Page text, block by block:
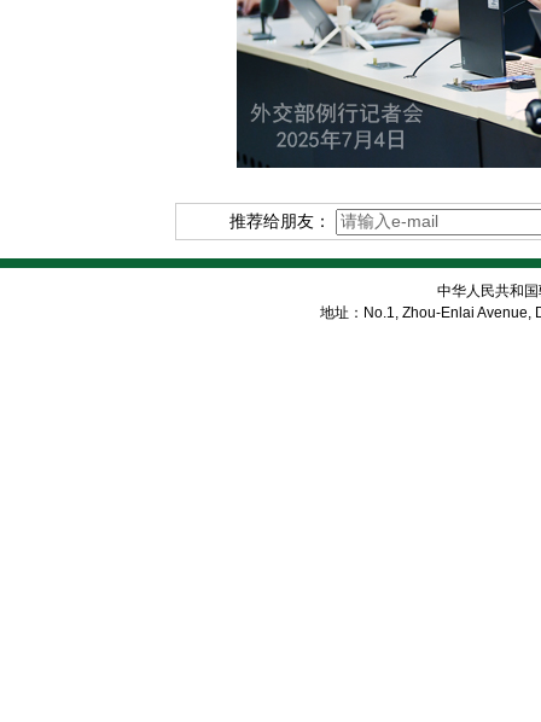
推荐给朋友：
中华人民共和
地址：No.1, Zhou-Enlai Avenue,